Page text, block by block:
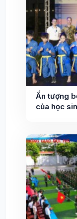
Ấn tượng
của học